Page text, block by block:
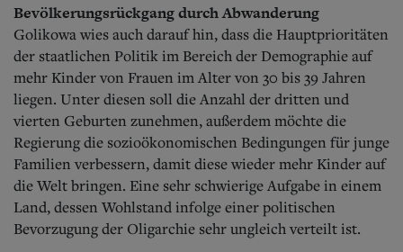
Bevölkerungsrückgang durch Abwanderung
Golikowa wies auch darauf hin, dass die Hauptprioritäten
der staatlichen Politik im Bereich der Demographie auf
mehr Kinder von Frauen im Alter von 30 bis 39 Jahren
liegen. Unter diesen soll die Anzahl der dritten und
vierten Geburten zunehmen, außerdem möchte die
Regierung die sozioökonomischen Bedingungen für junge
Familien verbessern, damit diese wieder mehr Kinder auf
die Welt bringen. Eine sehr schwierige Aufgabe in einem
Land, dessen Wohlstand infolge einer politischen
Bevorzugung der Oligarchie sehr ungleich verteilt ist.